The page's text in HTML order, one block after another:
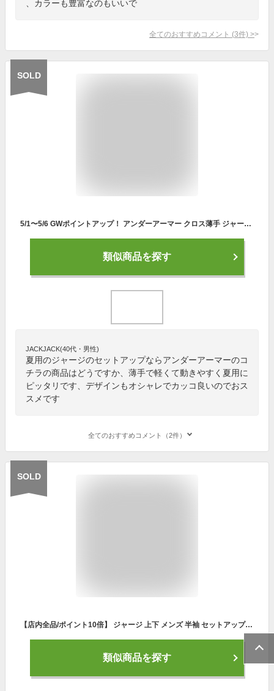
、カラーも豊富なのもいいで
全てのおすすめコメント (3件) >
SOLD
5/1〜5/6 GWポイントアップ！ アンダーアーマー クロス薄手 ジャージ上下 メンズ セットアップ UNDER ARMOUR 6001543 薄手 軽量 ロゴ トラックスーツ 春夏 新作 上下セット 大きいサイズ 有 スポーツウェア トレーニングウェア スポーツ おしゃれ ブランド あす楽
類似商品を探す
JACKJACK(40代・男性)
夏用のジャージのセットアップならアンダーアーマーのコ
チラの商品はどうですか、薄手で軽くて動きやすく夏用に
ピッタリです、デザインもオシャレでカッコ良いのでおス
スメです
全てのおすすめコメント（2件）
SOLD
【店内全品/ポイント10倍】 ジャージ 上下 メンズ 半袖 セットアップ セット (2793)【 吸汗速乾 】 スポーツウェア ランニングウェア トレーニングウェア 上下組 上下セット 半袖 パーカー ジャージパンツ レディース 男女兼用 春 夏
類似商品を探す